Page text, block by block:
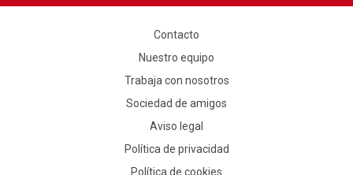
Contacto
Nuestro equipo
Trabaja con nosotros
Sociedad de amigos
Aviso legal
Política de privacidad
Política de cookies